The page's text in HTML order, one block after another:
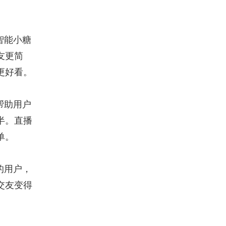
能小糖
更简
看。
助用户
。直播
户，
友变得